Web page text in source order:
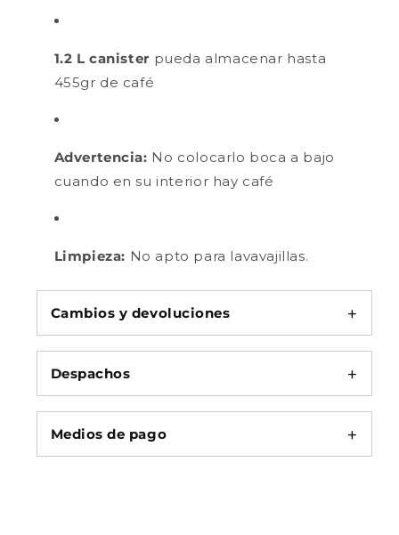
1.2 L canister pueda almacenar hasta
455gr de café
Advertencia: No colocarlo boca a bajo
cuando en su interior hay café
Limpieza: No apto para lavavajillas.
Cambios y devoluciones
Despachos
Medios de pago